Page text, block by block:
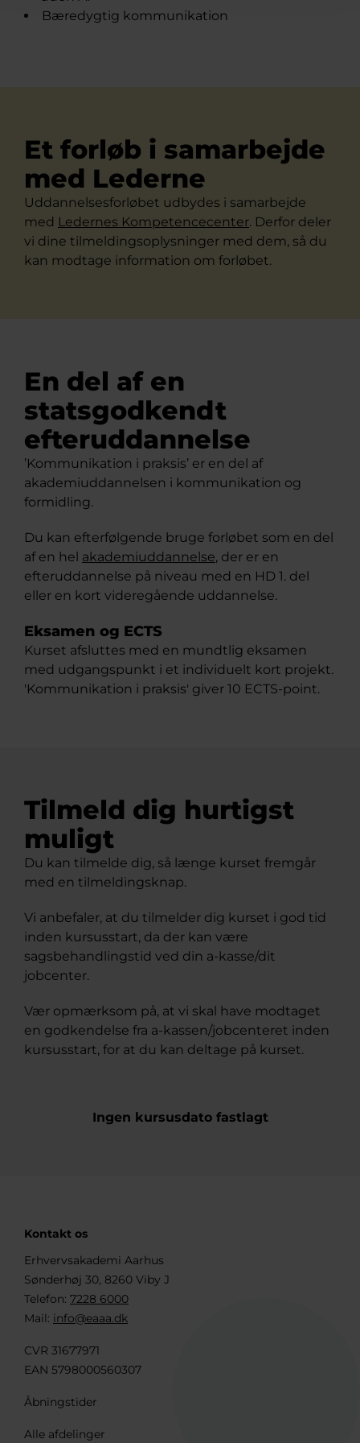
Bæredygtig kommunikation
Et forløb i samarbejde
med Lederne
Uddannelsesforløbet udbydes i samarbejde
med Ledernes Kompetencecenter. Derfor deler
vi dine tilmeldingsoplysninger med dem, så du
kan modtage information om forløbet.
En del af en
statsgodkendt
efteruddannelse
’Kommunikation i praksis’ er en del af
akademiuddannelsen i kommunikation og
formidling.
Du kan efterfølgende bruge forløbet som en del
af en hel akademiuddannelse, der er en
efteruddannelse på niveau med en HD 1. del
eller en kort videregående uddannelse.
Eksamen og ECTS
Kurset afsluttes med en mundtlig eksamen
med udgangspunkt i et individuelt kort projekt.
'Kommunikation i praksis' giver 10 ECTS-point.
Tilmeld dig hurtigst
muligt
Du kan tilmelde dig, så længe kurset fremgår
med en tilmeldingsknap.
Vi anbefaler, at du tilmelder dig kurset i god tid
inden kursusstart, da der kan være
sagsbehandlingstid ved din a-kasse/dit
jobcenter.
Vær opmærksom på, at vi skal have modtaget
en godkendelse fra a-kassen/jobcenteret inden
kursusstart, for at du kan deltage på kurset.
Ingen kursusdato fastlagt
Kontakt os
Erhvervsakademi Aarhus
Sønderhøj 30, 8260 Viby J
Telefon: 7228 6000
Mail: info@eaaa.dk
CVR 31677971
EAN 5798000560307
Åbningstider
Alle afdelinger